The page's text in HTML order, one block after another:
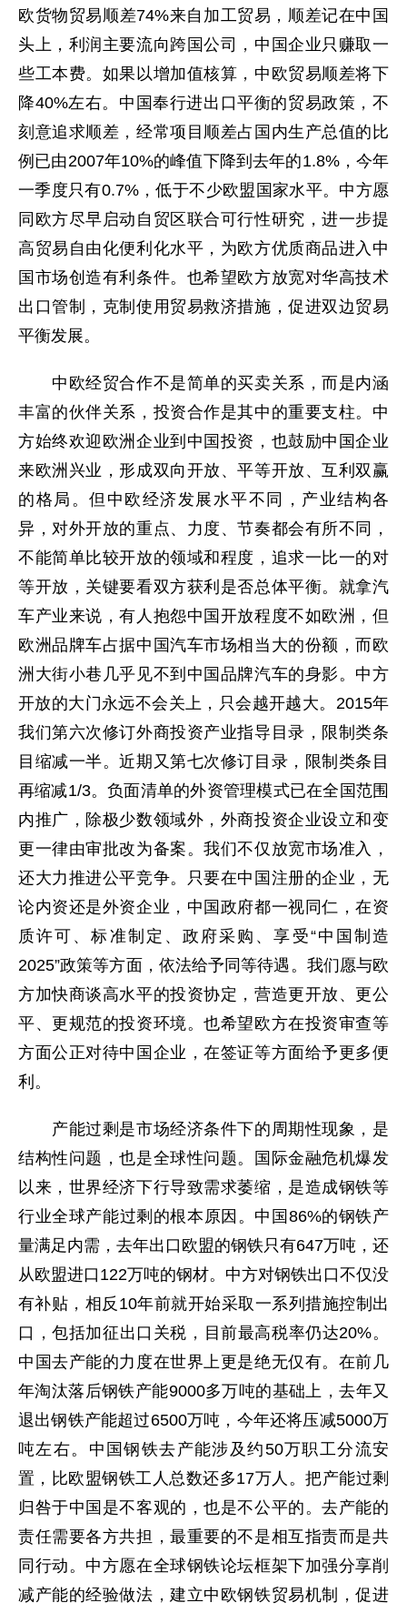
欧货物贸易顺差74%来自加工贸易，顺差记在中国
头上，利润主要流向跨国公司，中国企业只赚取一
些工本费。如果以增加值核算，中欧贸易顺差将下
降40%左右。中国奉行进出口平衡的贸易政策，不
刻意追求顺差，经常项目顺差占国内生产总值的比
例已由2007年10%的峰值下降到去年的1.8%，今年
一季度只有0.7%，低于不少欧盟国家水平。中方愿
同欧方尽早启动自贸区联合可行性研究，进一步提
高贸易自由化便利化水平，为欧方优质商品进入中
国市场创造有利条件。也希望欧方放宽对华高技术
出口管制，克制使用贸易救济措施，促进双边贸易
平衡发展。
中欧经贸合作不是简单的买卖关系，而是内涵
丰富的伙伴关系，投资合作是其中的重要支柱。中
方始终欢迎欧洲企业到中国投资，也鼓励中国企业
来欧洲兴业，形成双向开放、平等开放、互利双赢
的格局。但中欧经济发展水平不同，产业结构各
异，对外开放的重点、力度、节奏都会有所不同，
不能简单比较开放的领域和程度，追求一比一的对
等开放，关键要看双方获利是否总体平衡。就拿汽
车产业来说，有人抱怨中国开放程度不如欧洲，但
欧洲品牌车占据中国汽车市场相当大的份额，而欧
洲大街小巷几乎见不到中国品牌汽车的身影。中方
开放的大门永远不会关上，只会越开越大。2015年
我们第六次修订外商投资产业指导目录，限制类条
目缩减一半。近期又第七次修订目录，限制类条目
再缩减1/3。负面清单的外资管理模式已在全国范围
内推广，除极少数领域外，外商投资企业设立和变
更一律由审批改为备案。我们不仅放宽市场准入，
还大力推进公平竞争。只要在中国注册的企业，无
论内资还是外资企业，中国政府都一视同仁，在资
质许可、标准制定、政府采购、享受“中国制造
2025”政策等方面，依法给予同等待遇。我们愿与欧
方加快商谈高水平的投资协定，营造更开放、更公
平、更规范的投资环境。也希望欧方在投资审查等
方面公正对待中国企业，在签证等方面给予更多便
利。
产能过剩是市场经济条件下的周期性现象，是
结构性问题，也是全球性问题。国际金融危机爆发
以来，世界经济下行导致需求萎缩，是造成钢铁等
行业全球产能过剩的根本原因。中国86%的钢铁产
量满足内需，去年出口欧盟的钢铁只有647万吨，还
从欧盟进口122万吨的钢材。中方对钢铁出口不仅没
有补贴，相反10年前就开始采取一系列措施控制出
口，包括加征出口关税，目前最高税率仍达20%。
中国去产能的力度在世界上更是绝无仅有。在前几
年淘汰落后钢铁产能9000多万吨的基础上，去年又
退出钢铁产能超过6500万吨，今年还将压减5000万
吨左右。中国钢铁去产能涉及约50万职工分流安
置，比欧盟钢铁工人总数还多17万人。把产能过剩
归咎于中国是不客观的，也是不公平的。去产能的
责任需要各方共担，最重要的不是相互指责而是共
同行动。中方愿在全球钢铁论坛框架下加强分享削
减产能的经验做法，建立中欧钢铁贸易机制，促进